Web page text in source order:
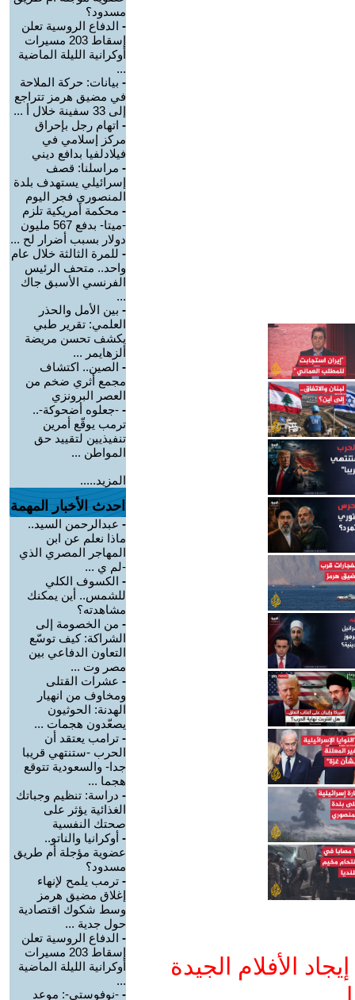
الأفلام الجيدة
مسدود؟
- الدفاع الروسية تعلن
إسقاط 203 مسيرات
أوكرانية الليلة الماضية
...
- بيانات: حركة الملاحة
في مضيق هرمز تتراجع
إلى 33 سفينة خلال أ ...
- اتهام رجل بإحراق
مركز إسلامي في
فيلادلفيا بدافع ديني
- مراسلنا: قصف
إسرائيلي يستهدف بلدة
المنصوري فجر اليوم
- محكمة أمريكية تلزم
-ميتا- بدفع 567 مليون
دولار بسبب أضرار لح ...
- للمرة الثالثة خلال عام
واحد.. متحف الرئيس
الفرنسي الأسبق جاك
...
- بين الأمل والحذر
العلمي: تقرير طبي
يكشف تحسن مريضة
ألزهايمر ...
- الصين.. اكتشاف
مجمع أثري ضخم من
العصر البرونزي
- -جعلوه أضحوكة-..
ترمب يوقّع أمرين
تنفيذيين لتقييد حق
المواطن ...
المزيد.....
احدث الأخبار المهمة
- عبدالرحمن السيد..
ماذا نعلم عن ابن
المهاجر المصري الذي
-لم ي ...
- الكسوف الكلي
للشمس.. أين يمكنك
مشاهدته؟
- من الخصومة إلى
الشراكة: كيف توسّع
التعاون الدفاعي بين
مصر وت ...
- عشرات القتلى
ومخاوف من انهيار
الهدنة: الحوثيون
يصعّدون هجمات ...
- ترامب يعتقد أن
الحرب -ستنتهي قريبا
جدا- والسعودية تتوقع
هجما ...
- دراسة: تنظيم وجباتك
الغذائية يؤثر على
صحتك النفسية
- أوكرانيا والناتو..
عضوية مؤجلة أم طريق
مسدود؟
- ترمب يلمح لإنهاء
إغلاق مضيق هرمز
وسط شكوك اقتصادية
حول جدية ...
- الدفاع الروسية تعلن
إسقاط 203 مسيرات
أوكرانية الليلة الماضية
...
- -نوفوستي-: موعد